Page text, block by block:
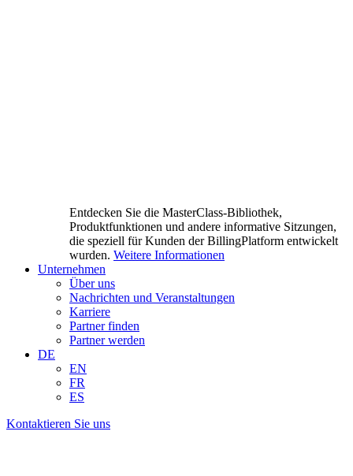
Entdecken Sie die MasterClass-Bibliothek,
Produktfunktionen und andere informative Sitzungen,
die speziell für Kunden der BillingPlatform entwickelt
wurden. Weitere Informationen
Unternehmen
Über uns
Nachrichten und Veranstaltungen
Karriere
Partner finden
Partner werden
DE
EN
FR
ES
Kontaktieren Sie uns